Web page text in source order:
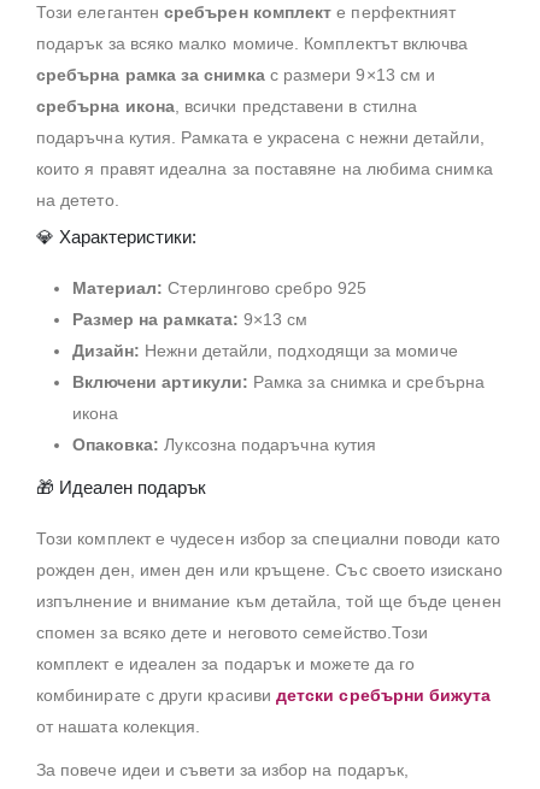
Този елегантенсребърен комплект е перфектният
подарък за всяко малко момиче.
Комплектът включва
сребърна рамка за снимкас размери 9×13 см и
сребърна икона, всички представени в стилна
подаръчна кутия.
Рамката е украсена с нежни детайли,
които я правят идеална за поставяне на любима снимка
на детето.
💎 Характеристики:
Материал: Стерлингово сребро 925
Размер на рамката: 9×13 см
Дизайн: Нежни детайли, подходящи за момиче
Включени артикули: Рамка за снимка и сребърна
икона
Опаковка: Луксозна подаръчна кутия
🎁 Идеален подарък
Този комплект е чудесен избор за специални поводи като
рожден ден, имен ден или кръщене. Със своето изискано
изпълнение и внимание към детайла, той ще бъде ценен
спомен за всяко дете и неговото семейство.Този
комплект е идеален за подарък и можете да го
комбинирате с други красиви детски сребърни бижута
от нашата колекция.
За повече идеи и съвети за избор на подарък,